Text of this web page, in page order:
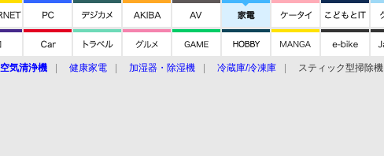
空気清浄機 健康家電 加湿器・除湿機 冷蔵庫/冷凍庫 スティック型掃除機